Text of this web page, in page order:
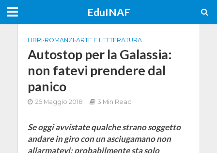
EduINAF
LIBRI•ROMANZI•ARTE E LETTERATURA
Autostop per la Galassia:
non fatevi prendere dal
panico
25 Maggio 2018 3 Min Read
Se oggi avvistate qualche strano soggetto
andare in giro con un asciugamano non
allarmatevi: probabilmente sta solo